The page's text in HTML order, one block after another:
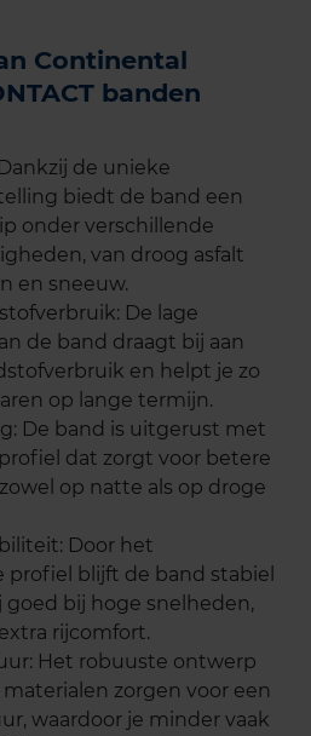
Continental
banden
de unieke
biedt de band een
onder verschillende
van droog asfalt
en sneeuw.
De lage
de band draagt bij aan
en helpt je zo
op lange termijn.
De band is uitgerust met
dat zorgt voor betere
op natte als op droge
Door het
profiel blijft de band stabiel
bij hoge snelheden,
rijcomfort.
Het robuuste ontwerp
zorgen voor een
waardoor je minder vaak